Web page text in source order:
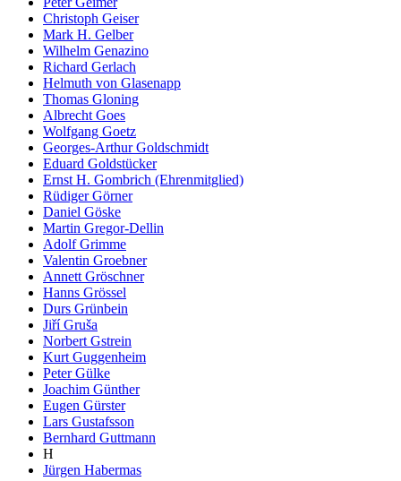
Christoph Geiser
Mark H. Gelber
Wilhelm Genazino
Richard Gerlach
Helmuth von Glasenapp
Thomas Gloning
Albrecht Goes
Wolfgang Goetz
Georges-Arthur Goldschmidt
Eduard Goldstücker
Ernst H. Gombrich (Ehrenmitglied)
Rüdiger Görner
Daniel Göske
Martin Gregor-Dellin
Adolf Grimme
Valentin Groebner
Annett Gröschner
Hanns Grössel
Durs Grünbein
Jiří Gruša
Norbert Gstrein
Kurt Guggenheim
Peter Gülke
Joachim Günther
Eugen Gürster
Lars Gustafsson
Bernhard Guttmann
H
Jürgen Habermas